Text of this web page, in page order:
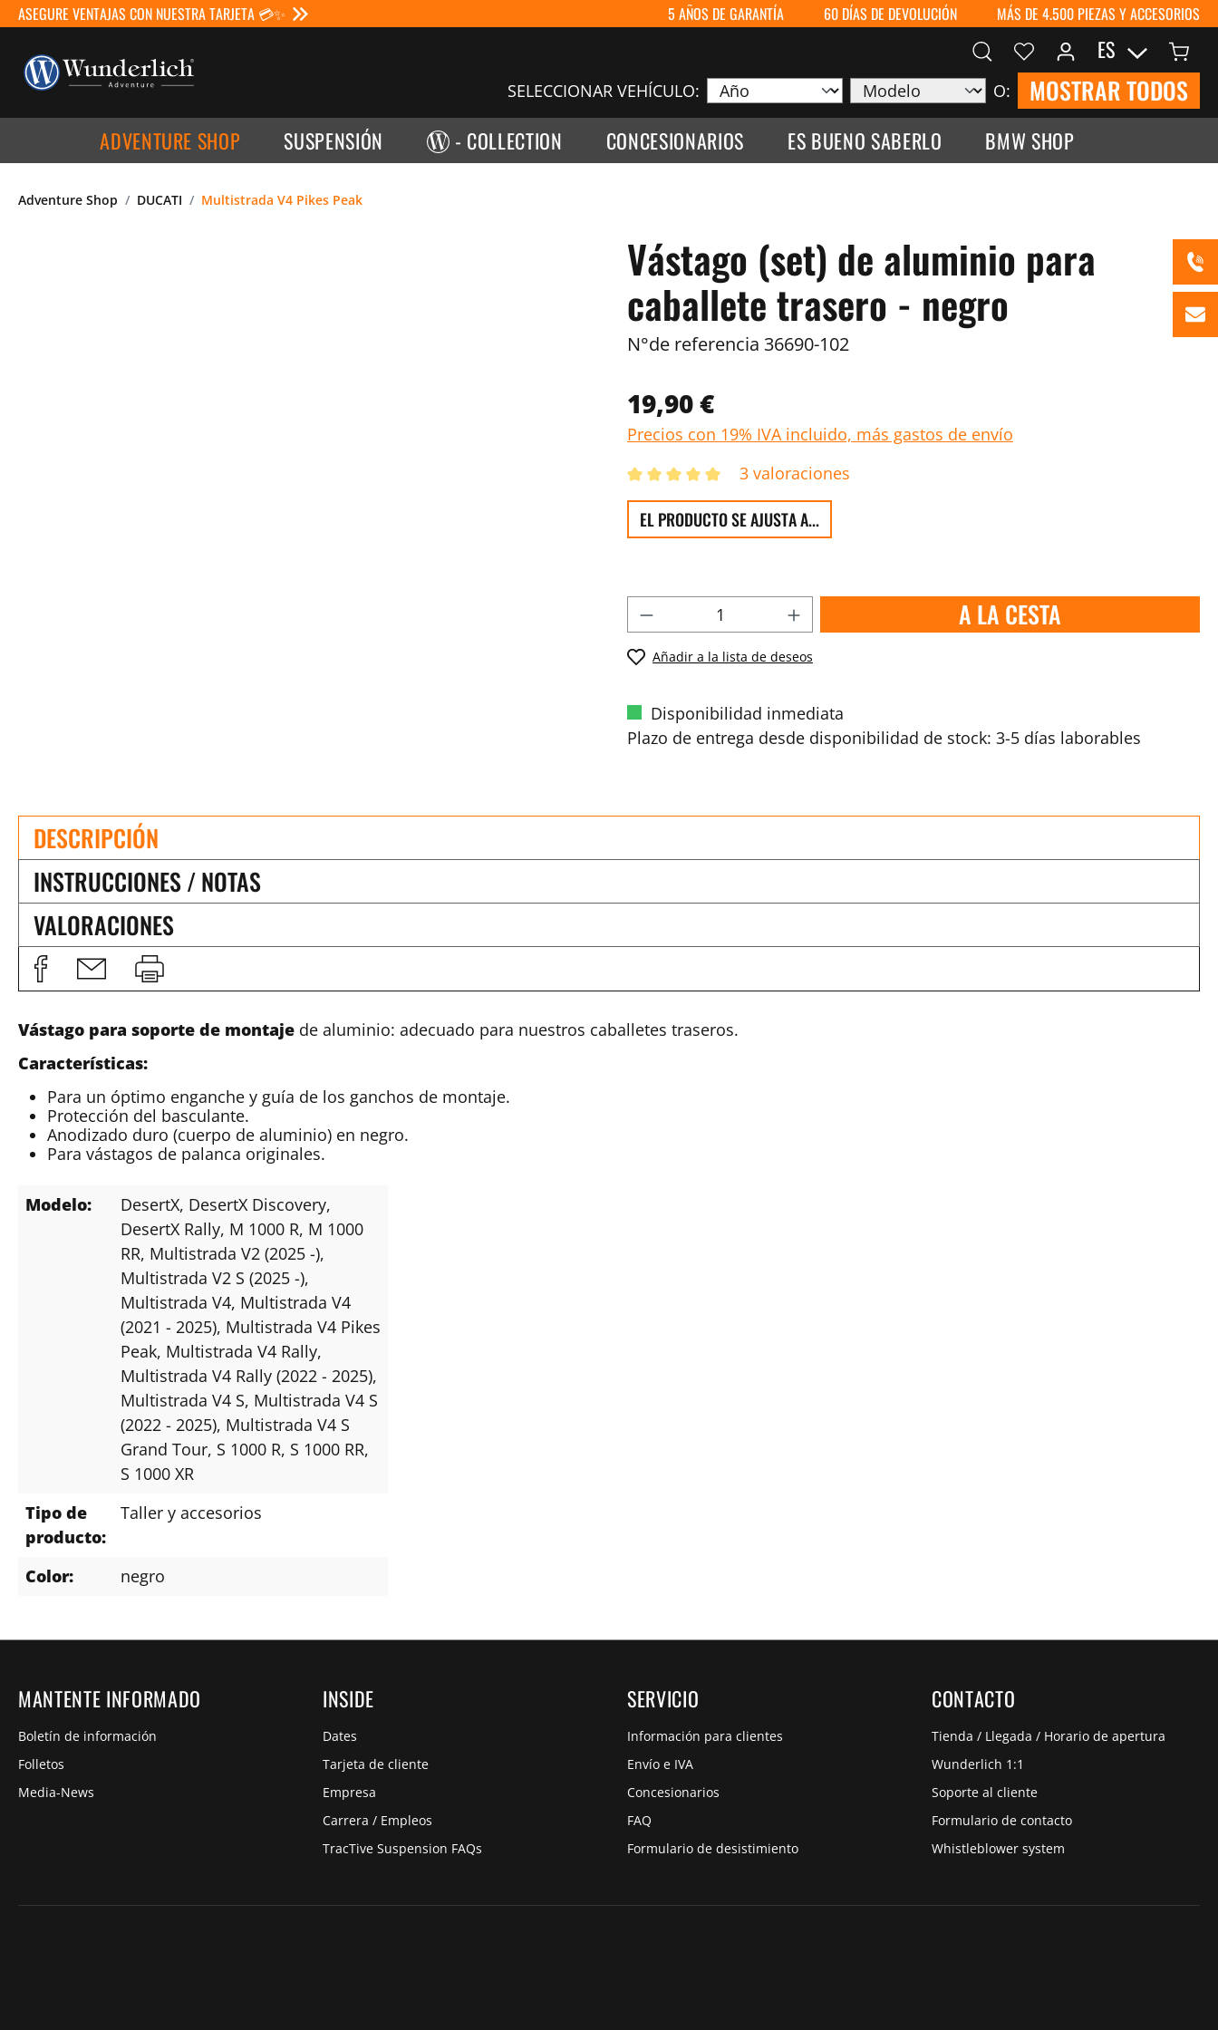
ASEGURE VENTAJAS CON NUESTRA TARJETA 💳✨ 5 AÑOS DE GARANTÍA 60 DÍAS DE DEVOLUCIÓN MÁS DE 4.500 PIEZAS Y ACCESORIOS
SELECCIONAR VEHÍCULO: O: MOSTRAR TODOS
ES
ADVENTURE SHOP SUSPENSIÓN - COLLECTION CONCESIONARIOS ES BUENO SABERLO BMW SHOP
Adventure Shop DUCATI Multistrada V4 Pikes Peak
Vástago (set) de aluminio para
caballete trasero - negro
N°de referencia 36690-102
19,90 €
Precios con 19% IVA incluido, más gastos de envío
3 valoraciones
EL PRODUCTO SE AJUSTA A...
A LA CESTA
Añadir a la lista de deseos
Disponibilidad inmediata
Plazo de entrega desde disponibilidad de stock: 3-5 días laborables
DESCRIPCIÓN
INSTRUCCIONES / NOTAS
VALORACIONES
Vástago para soporte de montaje de aluminio: adecuado para nuestros caballetes traseros.
Características:
Para un óptimo enganche y guía de los ganchos de montaje.
Protección del basculante.
Anodizado duro (cuerpo de aluminio) en negro.
Para vástagos de palanca originales.
Modelo: DesertX, DesertX Discovery,
DesertX Rally, M 1000 R, M 1000
RR, Multistrada V2 (2025 -),
Multistrada V2 S (2025 -),
Multistrada V4, Multistrada V4
(2021 - 2025), Multistrada V4 Pikes
Peak, Multistrada V4 Rally,
Multistrada V4 Rally (2022 - 2025),
Multistrada V4 S, Multistrada V4 S
(2022 - 2025), Multistrada V4 S
Grand Tour, S 1000 R, S 1000 RR,
S 1000 XR
Tipo de
producto:
Taller y accesorios
Color: negro
MANTENTE INFORMADO
Boletín de información
Folletos
Media-News
INSIDE
Dates
Tarjeta de cliente
Empresa
Carrera / Empleos
TracTive Suspension FAQs
SERVICIO
Información para clientes
Envío e IVA
Concesionarios
FAQ
Formulario de desistimiento
CONTACTO
Tienda / Llegada / Horario de apertura
Wunderlich 1:1
Soporte al cliente
Formulario de contacto
Whistleblower system